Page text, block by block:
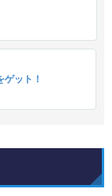
ット！